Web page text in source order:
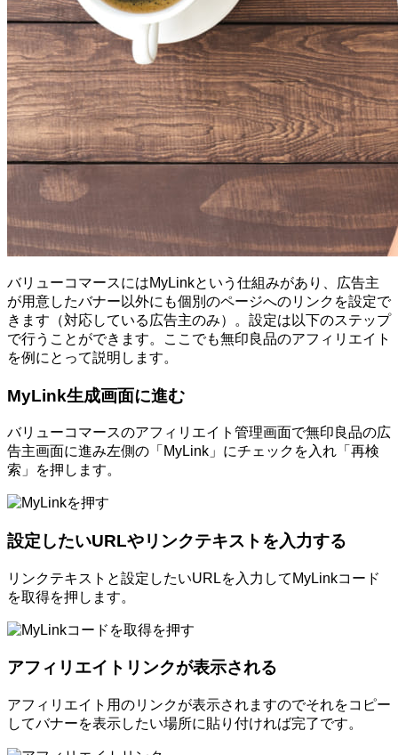
バリューコマースにはMyLinkという仕組みがあり、広告主
が用意したバナー以外にも個別のページへのリンクを設定で
きます（対応している広告主のみ）。設定は以下のステップ
で行うことができます。ここでも無印良品のアフィリエイト
を例にとって説明します。
MyLink生成画面に進む
バリューコマースのアフィリエイト管理画面で無印良品の広
告主画面に進み左側の「MyLink」にチェックを入れ「再検
索」を押します。
設定したいURLやリンクテキストを入力する
リンクテキストと設定したいURLを入力してMyLinkコード
を取得を押します。
アフィリエイトリンクが表示される
アフィリエイト用のリンクが表示されますのでそれをコピー
してバナーを表示したい場所に貼り付ければ完了です。